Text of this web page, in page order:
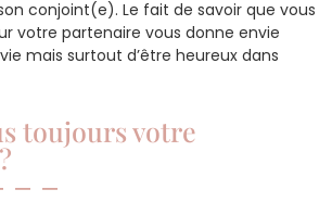
conjoint(e). Le fait de savoir que vous
votre partenaire vous donne envie
mais surtout d’être heureux dans
toujours votre